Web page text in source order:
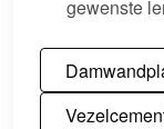
gewenste